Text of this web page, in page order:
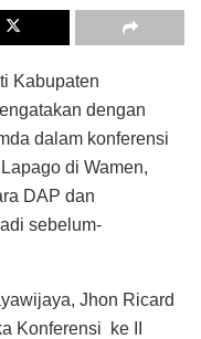
Kabupaten
dengan
dalam konferensi
di Wamen,
DAP dan
sebelum-
Jhon Ricard
Konferensi ke II